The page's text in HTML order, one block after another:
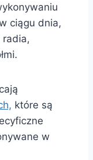
ciągu dnia,
radia,
które są
w